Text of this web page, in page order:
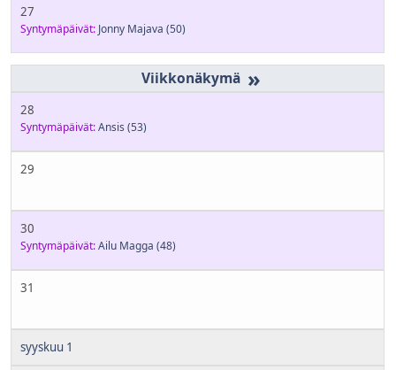
27
Syntymäpäivät: Jonny Majava (50)
»
28
Syntymäpäivät:Ansis (53)
29
30
Syntymäpäivät:Ailu Magga (48)
31
syyskuu 1